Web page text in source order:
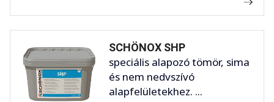
SCHÖNOX SHP
speciális alapozó tömör, sima
és nem nedvszívó
alapfelületekhez. ...